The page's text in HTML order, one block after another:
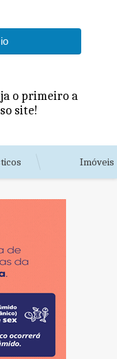
o primeiro a
site!
Imóveis